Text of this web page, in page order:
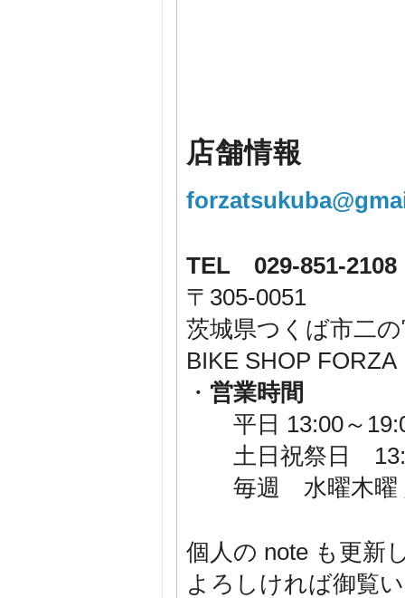
店舗情報
TEL 029-851-2108
〒305-0051
茨城県つくば市二
BIKE SHOP
・ 営業時間
平日 13:00～
土日祝祭日
毎週 水曜木曜
個人の note も更新
よろしければ御覧